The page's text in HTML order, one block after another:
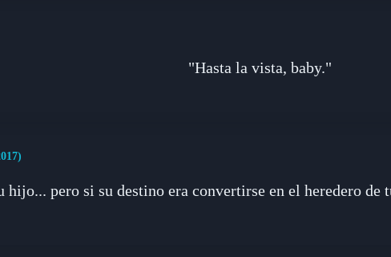
"Hasta la vista, baby."
hijo... pero si su destino era convertirse en el heredero